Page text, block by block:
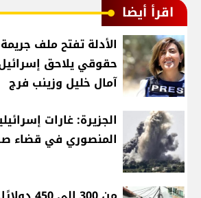
اقرأ أيضا
الأدلة تفتح ملف
حقوقي يلاحق
آمال خليل وزينب فرج
الجزيرة: غارات
المنصوري في قضاء